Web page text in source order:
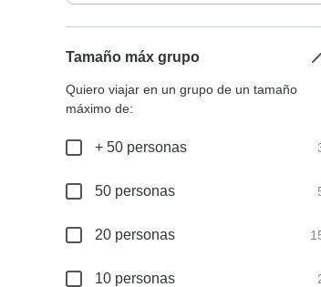
Tamaño máx grupo
Quiero viajar en un grupo de un tamaño
máximo de:
+ 50 personas
50 personas
20 personas
10 personas